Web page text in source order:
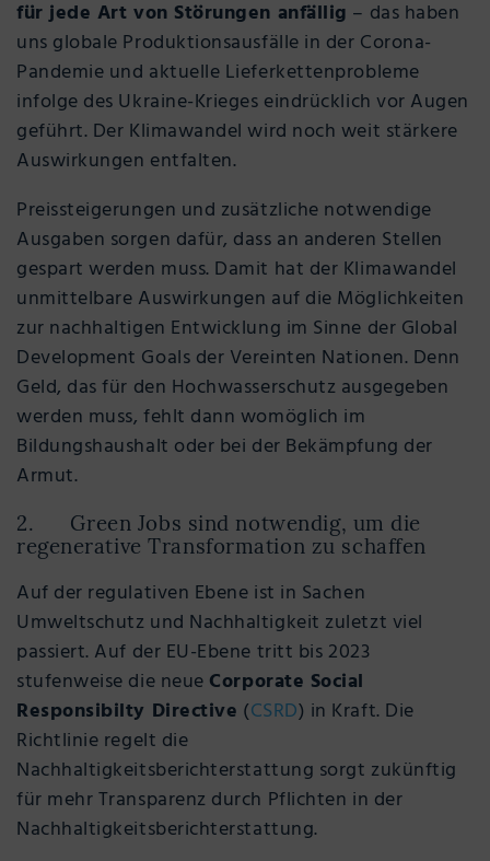
für jede Art von Störungen anfällig – das haben
uns globale Produktionsausfälle in der Corona-
Pandemie und aktuelle Lieferkettenprobleme
infolge des Ukraine-Krieges eindrücklich vor Augen
geführt. Der Klimawandel wird noch weit stärkere
Auswirkungen entfalten.
Preissteigerungen und zusätzliche notwendige
Ausgaben sorgen dafür, dass an anderen Stellen
gespart werden muss. Damit hat der Klimawandel
unmittelbare Auswirkungen auf die Möglichkeiten
zur nachhaltigen Entwicklung im Sinne der Global
Development Goals der Vereinten Nationen. Denn
Geld, das für den Hochwasserschutz ausgegeben
werden muss, fehlt dann womöglich im
Bildungshaushalt oder bei der Bekämpfung der
Armut.
2. Green Jobs sind notwendig, um die
regenerative Transformation zu schaffen
Auf der regulativen Ebene ist in Sachen
Umweltschutz und Nachhaltigkeit zuletzt viel
passiert. Auf der EU-Ebene tritt bis 2023
stufenweise die neue Corporate Social
Responsibilty Directive (CSRD) in Kraft. Die
Richtlinie regelt die
Nachhaltigkeitsberichterstattung sorgt zukünftig
für mehr Transparenz durch Pflichten in der
Nachhaltigkeitsberichterstattung.